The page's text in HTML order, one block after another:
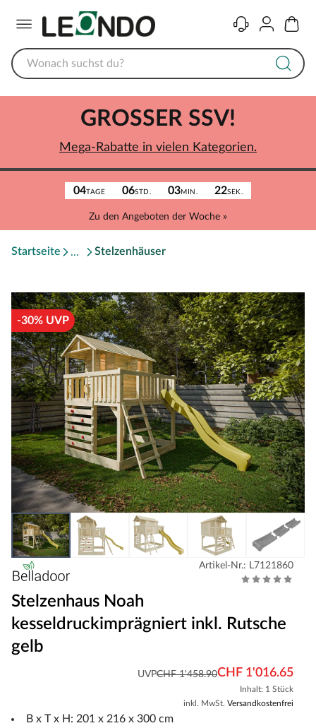
KontaktKonto
04TAGE 06STD. 03MIN. 22SEK.
Zu den Angeboten der Woche »
GROSSER SSV!
Mega-Rabatte in vielen Kategorien.
Startseite Stelzenhäuser
-30% UVP
Artikel-Nr.: L7121860
Stelzenhaus Noah
kesseldruckimprägniert inkl. Rutsche
gelb
UVPCHF 1'458.90CHF 1'016.65
Inhalt: 1 Stück
inkl. MwSt. Versandkostenfrei
B x T x H: 201 x 216 x 300 cm